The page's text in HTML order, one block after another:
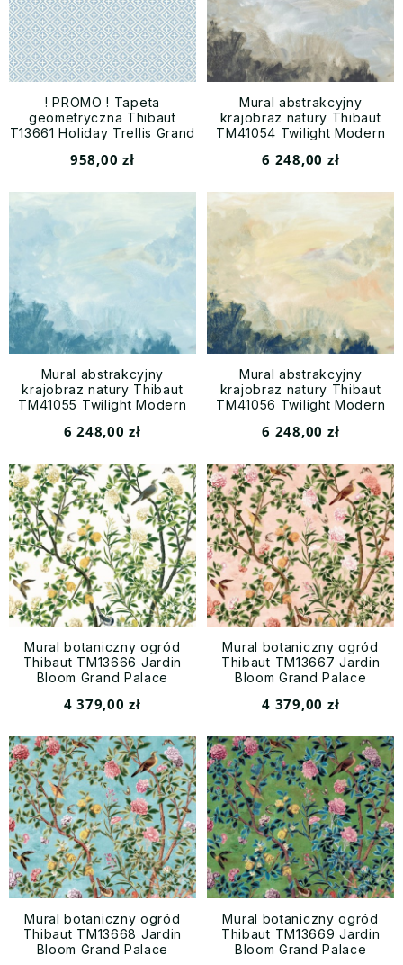
! PROMO ! Tapeta
geometryczna Thibaut
T13661 Holiday Trellis Grand
958,00 zł
Mural abstrakcyjny
krajobraz natury Thibaut
TM41054 Twilight Modern
6 248,00 zł
Mural abstrakcyjny
krajobraz natury Thibaut
TM41055 Twilight Modern
6 248,00 zł
Mural abstrakcyjny
krajobraz natury Thibaut
TM41056 Twilight Modern
6 248,00 zł
Mural botaniczny ogród
Thibaut TM13666 Jardin
Bloom Grand Palace
4 379,00 zł
Mural botaniczny ogród
Thibaut TM13667 Jardin
Bloom Grand Palace
4 379,00 zł
Mural botaniczny ogród
Thibaut TM13668 Jardin
Bloom Grand Palace
Mural botaniczny ogród
Thibaut TM13669 Jardin
Bloom Grand Palace